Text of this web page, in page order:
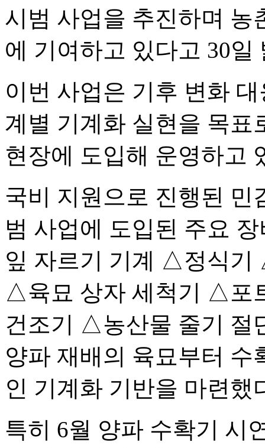
시범 사업을 추진하며 농
에 기여하고 있다고 30일
이번 사업은 기후 변화
계별 기계화 실현을 목표
현장에 도입해 운영하고
국비 지원으로 진행된 민
범 사업에 도입된 주요
잎 자르기 기계 △정식
△육묘 상자 세척기 △포
건조기 △농산물 줄기
양파 재배의 육묘부터 수
인 기계화 기반을 마련했
특히 6월 양파 수확기 시